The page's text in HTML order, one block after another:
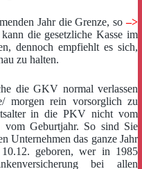
Jahr die Grenze, so–>
die gesetzliche Kasse im
dennoch empfiehlt es sich,
zu halten.
die GKV normal verlassen
morgen rein vorsorglich zu
in die PKV nicht vom
vom Geburtjahr. So sind Sie
Unternehmen das ganze Jahr
geboren, wer in 1985
bei allen